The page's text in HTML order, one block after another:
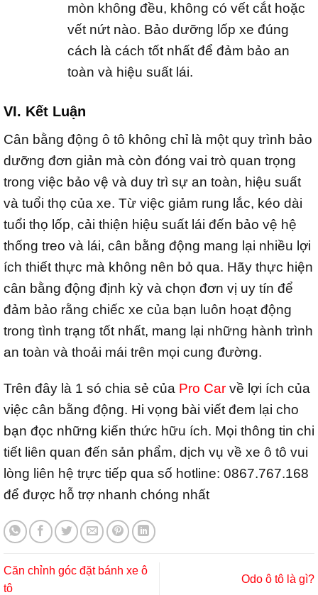
mòn không đều, không có vết cắt hoặc
vết nứt nào. Bảo dưỡng lốp xe đúng
cách là cách tốt nhất để đảm bảo an
toàn và hiệu suất lái.
VI. Kết Luận
Cân bằng động ô tô không chỉ là một quy trình bảo
dưỡng đơn giản mà còn đóng vai trò quan trọng
trong việc bảo vệ và duy trì sự an toàn, hiệu suất
và tuổi thọ của xe. Từ việc giảm rung lắc, kéo dài
tuổi thọ lốp, cải thiện hiệu suất lái đến bảo vệ hệ
thống treo và lái, cân bằng động mang lại nhiều lợi
ích thiết thực mà không nên bỏ qua. Hãy thực hiện
cân bằng động định kỳ và chọn đơn vị uy tín để
đảm bảo rằng chiếc xe của bạn luôn hoạt động
trong tình trạng tốt nhất, mang lại những hành trình
an toàn và thoải mái trên mọi cung đường.
Trên đây là 1 só chia sẻ của Pro Car về lợi ích của
việc cân bằng động. Hi vọng bài viết đem lại cho
bạn đọc những kiến thức hữu ích. Mọi thông tin chi
tiết liên quan đến sản phẩm, dịch vụ về xe ô tô vui
lòng liên hệ trực tiếp qua số hotline: 0867.767.168
để được hỗ trợ nhanh chóng nhất
Căn chỉnh góc đặt bánh xe ô
tô
Odo ô tô là gì?